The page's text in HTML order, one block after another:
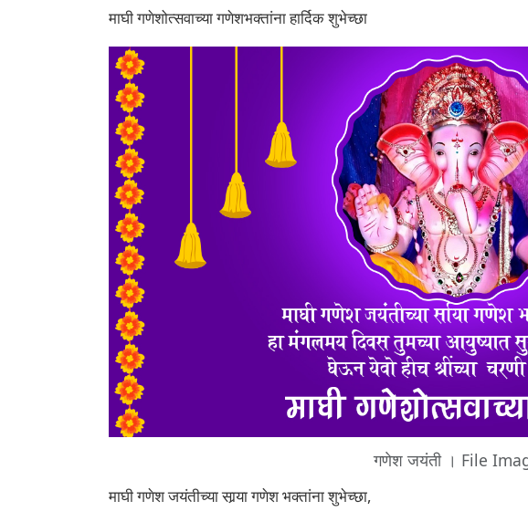
माघी गणेशोत्सवाच्या गणेशभक्तांना हार्दिक शुभेच्छा
गणेश जयंती । File
माघी गणेश जयंतीच्या सार्‍या गणेश भक्तांना शुभेच्छा,